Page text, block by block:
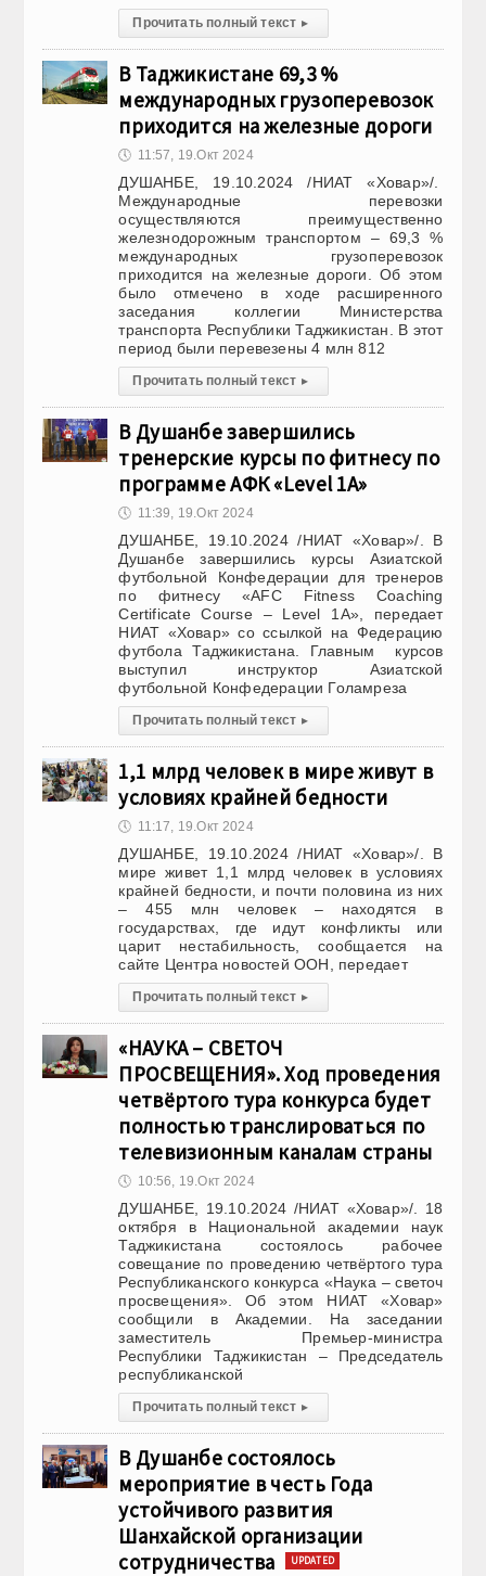
Прочитать полный текст ▸
В Таджикистане 69,3 %
международных грузоперевозок
приходится на железные дороги
🕔 11:57, 19.Окт 2024
ДУШАНБЕ, 19.10.2024 /НИАТ «Ховар»/.
Международные перевозки
осуществляются преимущественно
железнодорожным транспортом – 69,3 %
международных грузоперевозок
приходится на железные дороги. Об этом
было отмечено в ходе расширенного
заседания коллегии Министерства
транспорта Республики Таджикистан. В этот
период были перевезены 4 млн 812
Прочитать полный текст ▸
В Душанбе завершились
тренерские курсы по фитнесу по
программе АФК «Level 1A»
🕔 11:39, 19.Окт 2024
ДУШАНБЕ, 19.10.2024 /НИАТ «Ховар»/. В
Душанбе завершились курсы Азиатской
футбольной Конфедерации для тренеров
по фитнесу «AFC Fitness Coaching
Certificate Course – Level 1А», передает
НИАТ «Ховар» со ссылкой на Федерацию
футбола Таджикистана. Главным курсов
выступил инструктор Азиатской
футбольной Конфедерации Голамреза
Прочитать полный текст ▸
1,1 млрд человек в мире живут в
условиях крайней бедности
🕔 11:17, 19.Окт 2024
ДУШАНБЕ, 19.10.2024 /НИАТ «Ховар»/. В
мире живет 1,1 млрд человек в условиях
крайней бедности, и почти половина из них
– 455 млн человек – находятся в
государствах, где идут конфликты или
царит нестабильность, сообщается на
сайте Центра новостей ООН, передает
Прочитать полный текст ▸
«НАУКА – СВЕТОЧ
ПРОСВЕЩЕНИЯ». Ход проведения
четвёртого тура конкурса будет
полностью транслироваться по
телевизионным каналам страны
🕔 10:56, 19.Окт 2024
ДУШАНБЕ, 19.10.2024 /НИАТ «Ховар»/. 18
октября в Национальной академии наук
Таджикистана состоялось рабочее
совещание по проведению четвёртого тура
Республиканского конкурса «Наука – светоч
просвещения». Об этом НИАТ «Ховар»
сообщили в Академии. На заседании
заместитель Премьер-министра
Республики Таджикистан – Председатель
республиканской
Прочитать полный текст ▸
В Душанбе состоялось
мероприятие в честь Года
устойчивого развития
Шанхайской организации
сотрудничества
UPDATED